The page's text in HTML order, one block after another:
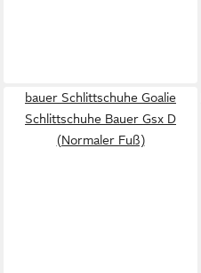
bauer Schlittschuhe Goalie
Schlittschuhe Bauer Gsx D
(Normaler Fuß)